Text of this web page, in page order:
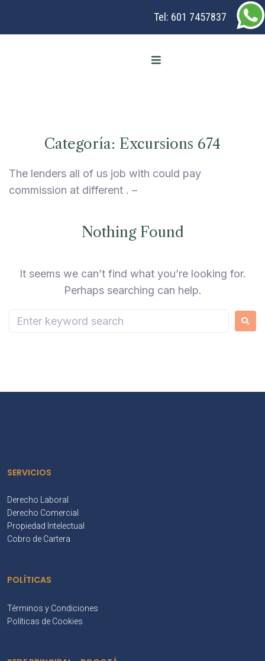
Tel: 601 7457837
Categoría: Excursions 674
The lenders all of us job with could pay
commission at different . –
Nothing Found
It seems we can’t find what you’re looking for.
Perhaps searching can help.
SERVICIOS
Derecho Laboral
Derecho Comercial
Propiedad Intelectual
Cobro de Cartera
POLÍTICAS
Términos y Condiciones
Políticas de Cookies